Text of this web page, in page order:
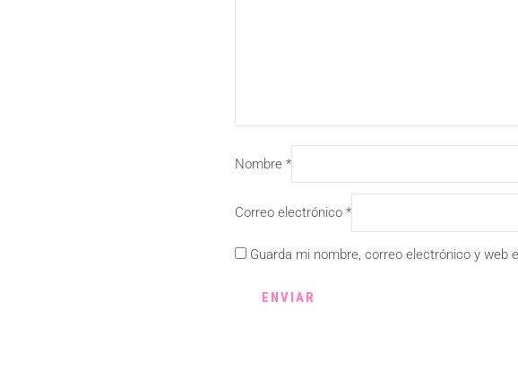
Nombre *
Correo electrónico *
Guarda mi nombre, correo electrónico y web